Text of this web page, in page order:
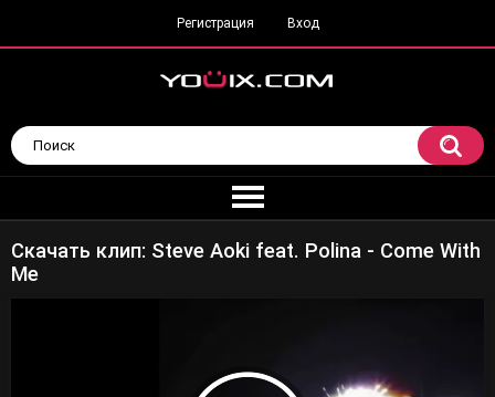
Регистрация Вход
Скачать клип: Steve Aoki feat. Polina - Come With
Me